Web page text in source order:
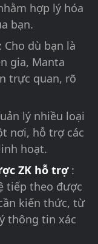
hợp lý hóa
bạn.
: Cho dù bạn là
gia, Manta
trực quan, rõ
lý nhiều loại
nơi, hỗ trợ các
hoạt.
ZK hỗ trợ :
tiếp theo được
kiến thức, từ
thông tin xác